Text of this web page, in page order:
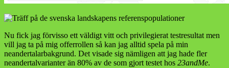
Nu fick jag förvisso ett väldigt vitt och privilegierat testresultat men
vill jag ta på mig offerrollen så kan jag alltid spela på min
neandertalarbakgrund. Det visade sig nämligen att jag hade fler
neandertalvarianter än 80% av de som gjort testet hos 23andMe.